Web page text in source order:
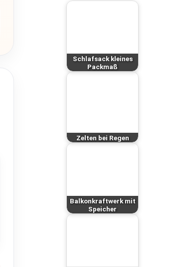
Schlafsack kleines
Packmaß
Zelten bei Regen
Balkonkraftwerk mit
Speicher